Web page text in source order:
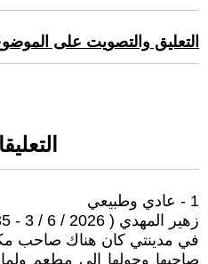
التعليق والتصويت على
1 - عادي وطبيعي
زهير المهدي ( 2026 / 6 / 3 - 13:35 )
صاحبها وحولها الى مطعم